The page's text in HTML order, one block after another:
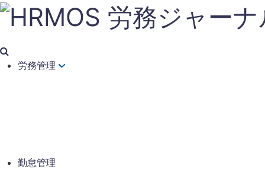
労務管理
勤怠管理